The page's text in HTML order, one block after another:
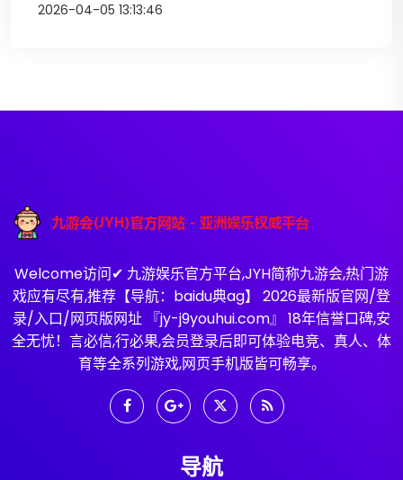
2026-04-05 13:13:46
Welcome访问✔ 九游娱乐官方平台,JYH简称九游会,热门游
戏应有尽有,推荐【导航：baidu典ag】 2026最新版官网/登
录/入口/网页版网址 『jy-j9youhui.com』 18年信誉口碑,安
全无忧！言必信,行必果,会员登录后即可体验电竞、真人、体
育等全系列游戏,网页手机版皆可畅享。
导航